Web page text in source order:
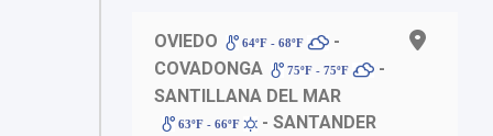
OVIEDO 64ºF - 68ºF
-
COVADONGA
75ºF - 75ºF
-
SANTILLANA DEL MAR
63ºF - 66ºF - SANTANDER